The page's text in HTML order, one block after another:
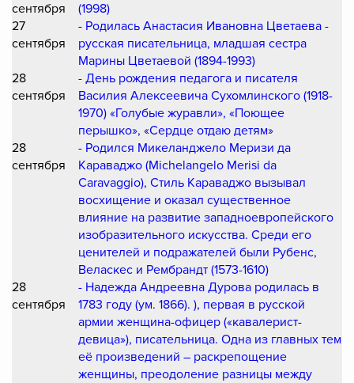
сентября
(1998)
27
сентября
- Родилась Анастасия Ивановна Цветаева -
русская писательница, младшая сестра
Марины Цветаевой (1894-1993)
28
сентября
- День рождения педагога и писателя
Василия Алексеевича Сухомлинского (1918-
1970) «Голубые журавли», «Поющее
перышко», «Сердце отдаю детям»
28
сентября
- Родился Микеланджело Меризи да
Караваджо (Michelangelo Merisi da
Caravaggio), Стиль Караваджо вызывал
восхищение и оказал существенное
влияние на развитие западноевропейского
изобразительного искусства. Среди его
ценителей и подражателей были Рубенс,
Веласкес и Рембрандт (1573-1610)
28
сентября
- Надежда Андреевна Дурова родилась в
1783 году (ум. 1866). ), первая в русской
армии женщина-офицер («кавалерист-
девица»), писательница. Одна из главных тем
её произведений – раскрепощение
женщины, преодоление разницы между